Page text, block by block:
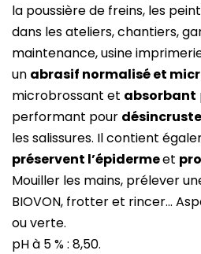
la poussière de freins, les
dans les ateliers, chantiers,
maintenance, usine
un abrasif normalisé et
microbrossant et absorbant
performant pour
les salissures. Il contient
préservent l’épidermeet
Mouiller les mains, prélever
BIOVON, frotter et rincer...
ou verte.
pH à 5 % : 8,50.